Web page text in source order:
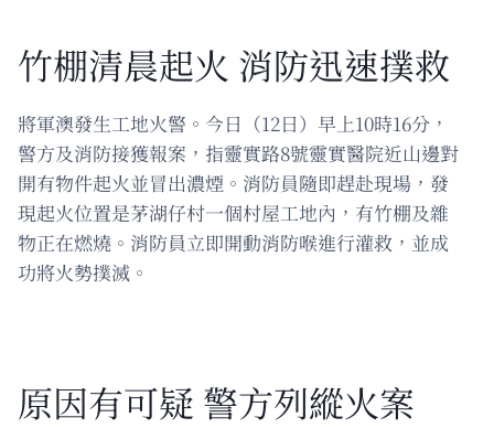
竹棚清晨起火 消防迅速撲救
將軍澳發生工地火警。今日（12日）早上10時16分，
警方及消防接獲報案，指靈實路8號靈實醫院近山邊對
開有物件起火並冒出濃煙。消防員隨即趕赴現場，發
現起火位置是茅湖仔村一個村屋工地內，有竹棚及雜
物正在燃燒。消防員立即開動消防喉進行灌救，並成
功將火勢撲滅。
原因有可疑 警方列縱火案